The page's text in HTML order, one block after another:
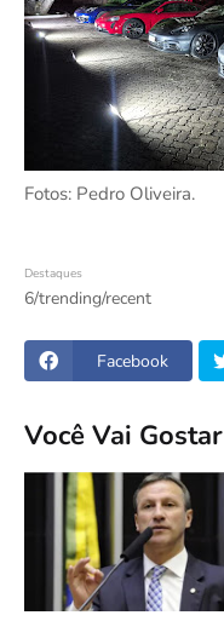
Fotos: Pedro Oliveira.
Destaques
6/trending/recent
Facebook
Você Vai Gostar